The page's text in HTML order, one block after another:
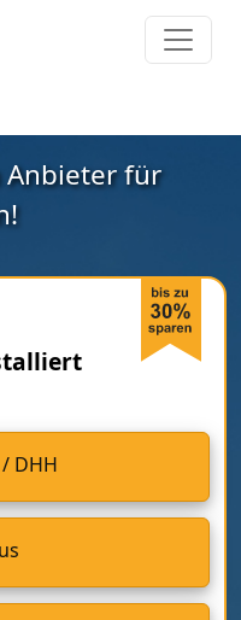
Anbieter für
DHH